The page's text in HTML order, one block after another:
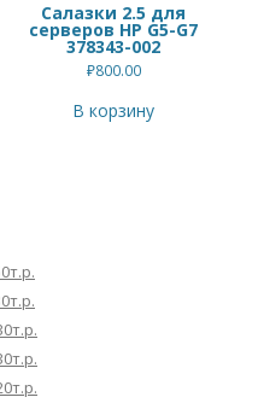
Салазки 2.5 для
серверов HP G5-G7
378343-002
₽800.00
В корзину